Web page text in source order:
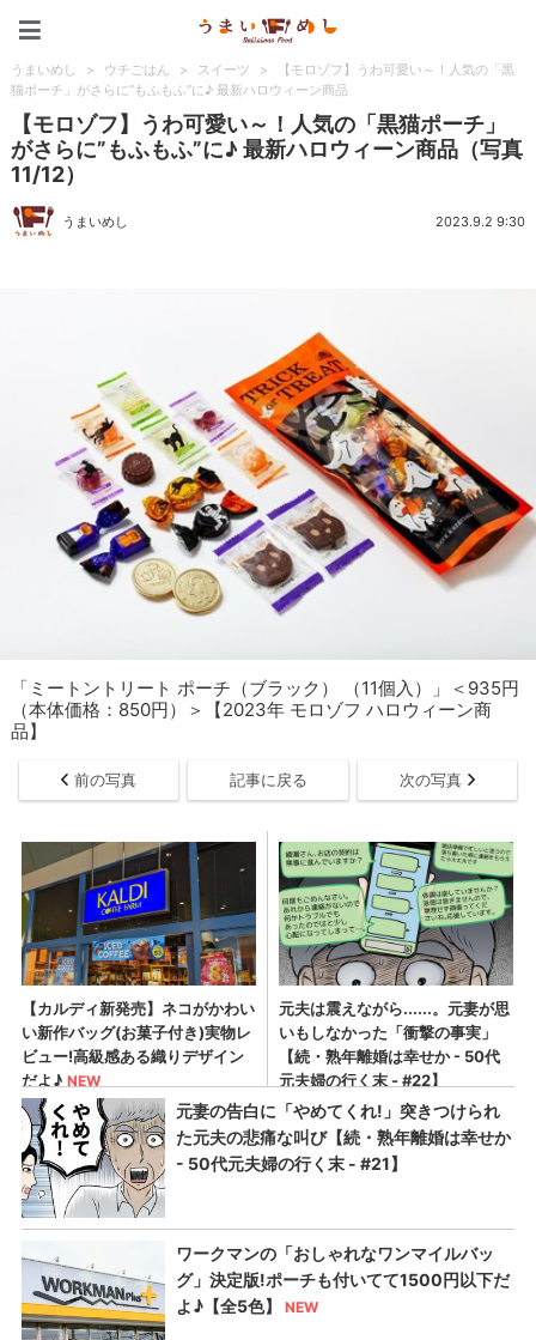
うまいめし > ウチごはん > スイーツ >
【モロゾフ】うわ可愛い～！人気の「黒
猫ポーチ」がさらに”もふもふ”に♪ 最新ハロウィーン商品
【モロゾフ】うわ可愛い～！人気の「黒猫ポーチ」
がさらに”もふもふ”に♪ 最新ハロウィーン商品（写真
11/12）
うまいめし 2023.9.2 9:30
「ミートントリート ポーチ（ブラック） （11個入）」＜935円
（本体価格：850円）＞【2023年 モロゾフ ハロウィーン商
品】
前の写真 記事に戻る 次の写真